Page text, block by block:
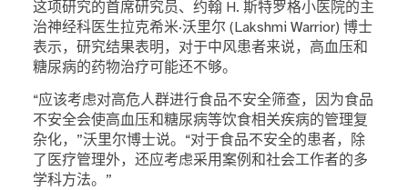
这项研究的首席研究员、约翰 H. 斯特罗格小医院的主
治神经科医生拉克希米·沃里尔 (Lakshmi Warrior) 博士
表示，研究结果表明，对于中风患者来说，高血压和
糖尿病的药物治疗可能还不够。
“应该考虑对高危人群进行食品不安全筛查，因为食品
不安全会使高血压和糖尿病等饮食相关疾病的管理复
杂化，”沃里尔博士说。“对于食品不安全的患者，除
了医疗管理外，还应考虑采用案例和社会工作者的多
学科方法。”